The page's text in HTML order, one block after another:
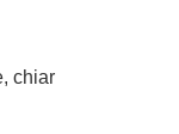
chiar